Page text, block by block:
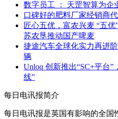
数字员工 ： 天罡智算为企
口碑好的肥料厂家经销商
匠心五优，富农兴麦 “五
苏农垦推动国产啤麦
捷途汽车全球化实力再进
辆
Unloq 创新推出“SC+平台
线”
每日电讯报简介
每日电讯报是英国有影响的全国